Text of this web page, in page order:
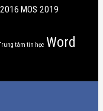
MOS 2019
tâm tin học Word